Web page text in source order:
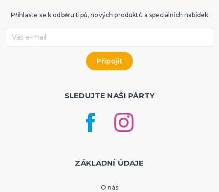
Přihlaste se k odběru tipů, nových produktů a speciálních nabídek
SLEDUJTE NAŠI PÁRTY
ZÁKLADNÍ ÚDAJE
O nás